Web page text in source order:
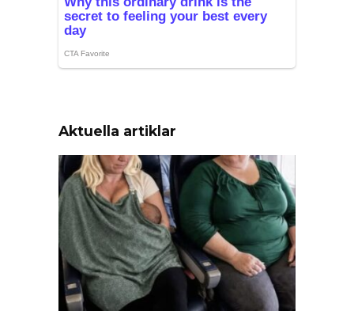
Aktuella artiklar